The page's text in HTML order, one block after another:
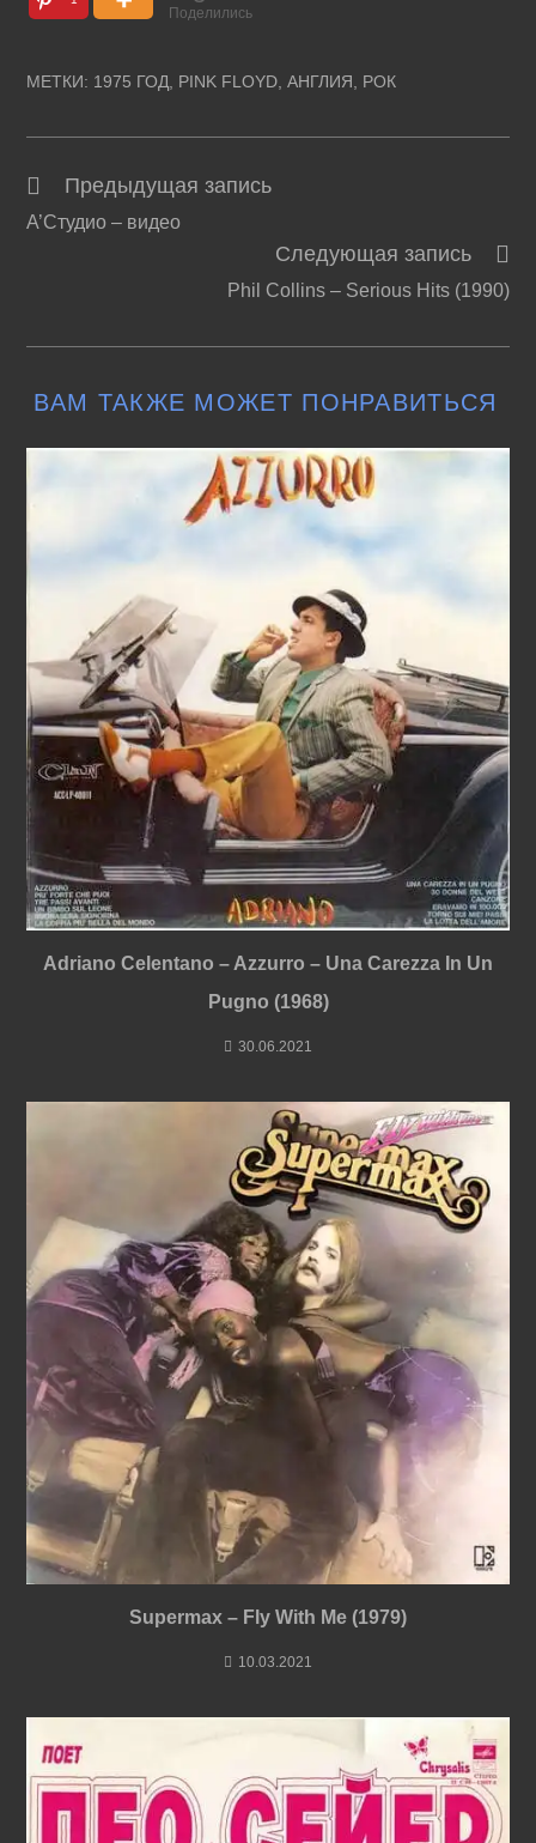
Поделились
МЕТКИ: 1975 ГОД PINK FLOYD АНГЛИЯ РОК
Читать
далее
Предыдущая запись
А’Студио – видео
Следующая запись
Phil Collins – Serious Hits (1990)
ВАМ ТАКЖЕ МОЖЕТ ПОНРАВИТЬСЯ
Adriano Celentano – Azzurro – Una Carezza In Un
Pugno (1968)
30.06.2021
Supermax – Fly With Me (1979)
10.03.2021